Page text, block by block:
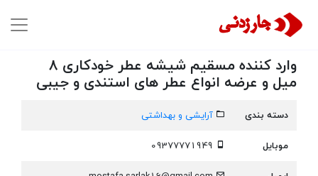
وارد کننده مسقیم‌ شیشه عطر خودکاری 8
میل و عرضه انواع عطر های استندی و جیبی
دسته بندی
آرایشی و بهداشتی
موبایل